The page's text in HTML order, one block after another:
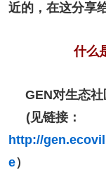
近的，在这分享
什么
GEN对生态社
(见链接：
http://
e）